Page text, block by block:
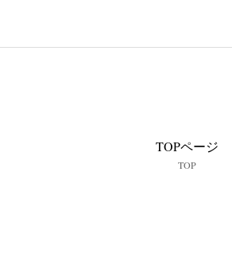
TOPページ
TOP